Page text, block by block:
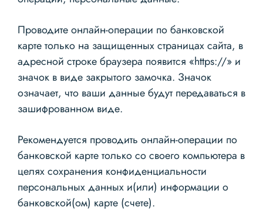
Проводите онлайн-операции по банковской
карте только на защищенных страницах сайта, в
адресной строке браузера появится «https://» и
значок в виде закрытого замочка. Значок
означает, что ваши данные будут передаваться в
зашифрованном виде.
Рекомендуется проводить онлайн-операции по
банковской карте только со своего компьютера в
целях сохранения конфиденциальности
персональных данных и(или) информации о
банковской(ом) карте (счете).